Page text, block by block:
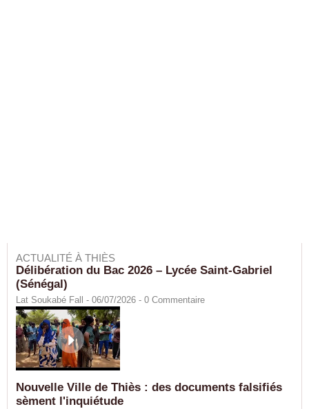
ACTUALITÉ À THIÈS
Délibération du Bac 2026 – Lycée Saint-Gabriel
(Sénégal)
Lat Soukabé Fall - 06/07/2026 - 0 Commentaire
Nouvelle Ville de Thiès : des documents falsifiés
sèment l'inquiétude